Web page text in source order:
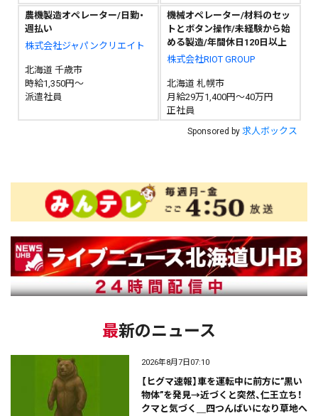
農機製造オペレーター/日勤・
週払い
株式会社ジャパンクリエイト
北海道 千歳市
時給1,350円～
派遣社員
機械オペレーター/材料のセッ
トとボタン操作/未経験から始
める製造/年間休日120日以上
株式会社RIOT GROUP
北海道 札幌市
月給29万1,400円～40万円
正社員
Sponsored by 求人ボックス
最新のニュース
2026年8月7日07:10
【ヒグマ速報】車を運転中に前方に”黒い
物体”を発見→近づくと突然、仁王立ち！
クマと気づく＿四つんばいになり草地へ